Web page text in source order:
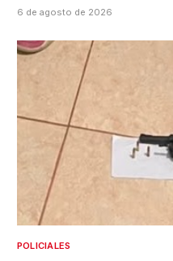
6 de agosto de 2026
POLICIALES